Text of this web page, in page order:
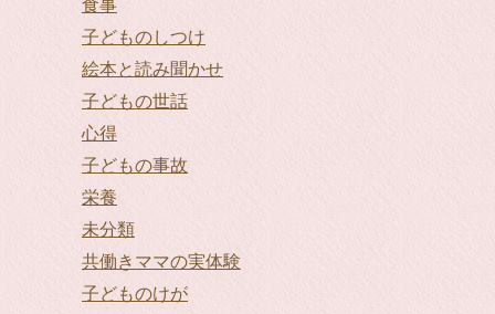
食事
子どものしつけ
絵本と読み聞かせ
子どもの世話
心得
子どもの事故
栄養
未分類
共働きママの実体験
子どものけが